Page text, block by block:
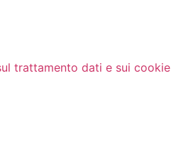
trattamento dati e sui cookie